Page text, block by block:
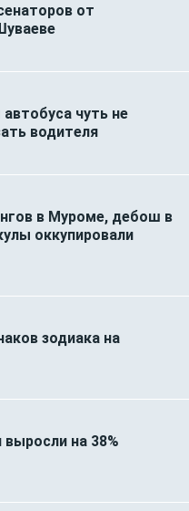
от
чуть не
водителя
в Муроме, дебош в
оккупировали
зодиака на
на 38%